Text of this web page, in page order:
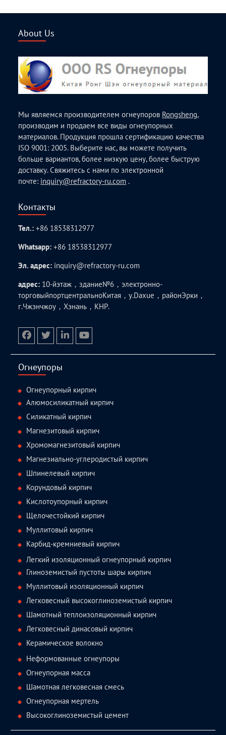
About Us
Мы являемся производителем огнеупоров Rongsheng,
производим и продаем все виды огнеупорных
материалов. Продукция прошла сертификацию качества
ISO 9001: 2005. Выберите нас, вы можете получить
больше вариантов, более низкую цену, более быструю
доставку. Свяжитесь с нами по электронной
почте: inquiry@refractory-ru.com .
Контакты
Тел.:+86 18538312977
Whatsapp:+86 18538312977
Эл. адрес: inquiry@refractory-ru.com
адрес: 10-йэтаж，здание№6，электронно-
торговыйпортцентральноКитая，у.Daxue，районЭрки，
г.Чжэнчжоу，Хэнань，КНР.
Огнеупоры
Огнеупорный кирпич
Алюмосиликатный кирпич
Силикатный кирпич
Магнезитовый кирпич
Хромомагнезитовый кирпич
Магнезиально-углеродистый кирпич
Шпинелевый кирпич
Корундовый кирпич
Кислотоупорный кирпич
Щелочестойкий кирпич
Муллитовый кирпич
Карбид-кремниевый кирпич
Легкий изоляционный огнеупорный кирпич
Глиноземистый пустоты шары кирпич
Муллитовый изоляционный кирпич
Легковесный высокоглиноземистый кирпич
Шамотный теплоизоляционный кирпич
Легковесный динасовый кирпич
Керамическое волокно
Неформованные огнеупоры
Огнеупорная масса
Шамотная легковесная смесь
Огнеупорная мертель
Высокоглиноземистый цемент